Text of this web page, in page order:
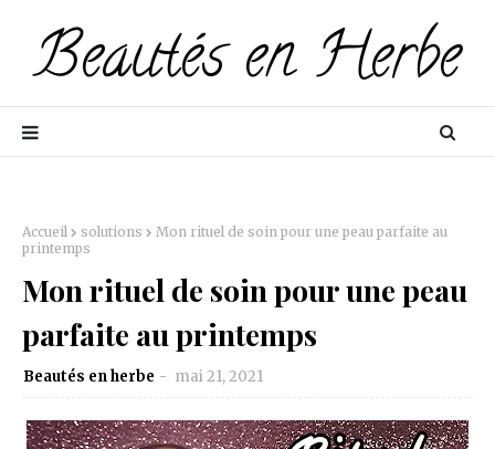
Accueil solutions
Mon rituel de soin pour une peau parfaite au
printemps
Mon rituel de soin pour une peau
parfaite au printemps
Beautés en herbe mai 21, 2021